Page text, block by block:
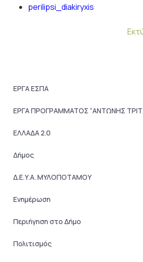
perilipsi_diakiryxis
ΕΡΓΑ ΕΣΠΑ
ΕΡΓΑ ΠΡΟΓΡΑΜΜΑΤΟΣ “ΑΝΤΩΝΗΣ
ΕΛΛΑΔΑ 2.0
Δήμος
Δ.Ε.Υ.Α. ΜΥΛΟΠΟΤΑΜΟΥ
Ενημέρωση
Περιήγηση στο Δήμο
Πολιτισμός